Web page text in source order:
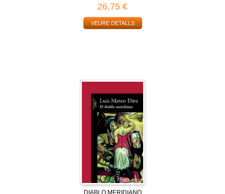
26,75 €
VEURE DETALLS
DIABLO MERIDIANO